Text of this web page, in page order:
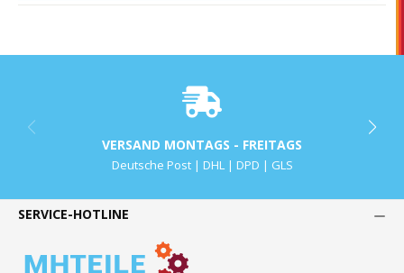
VERSAND MONTAGS - FREITAGS
Deutsche Post | DHL | DPD | GLS
SERVICE-HOTLINE